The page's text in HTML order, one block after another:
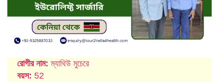
রোগীর নাম: ম্যাথিউ মুচেরে
বয়স: 52